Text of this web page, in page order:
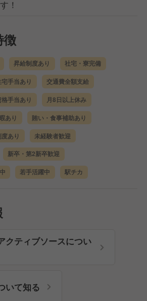
！
徴
昇給制度あり 社宅・寮完備
宅手当あり 交通費全額支給
格手当あり 月8日以上休み
あり 賄い・食事補助あり
あり 未経験者歓迎
新卒・第2新卒歓迎
若手活躍中 駅チカ
クティブソースについ
いて知る